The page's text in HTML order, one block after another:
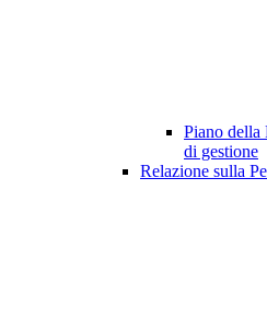
Piano della
di gestione
Relazione sulla